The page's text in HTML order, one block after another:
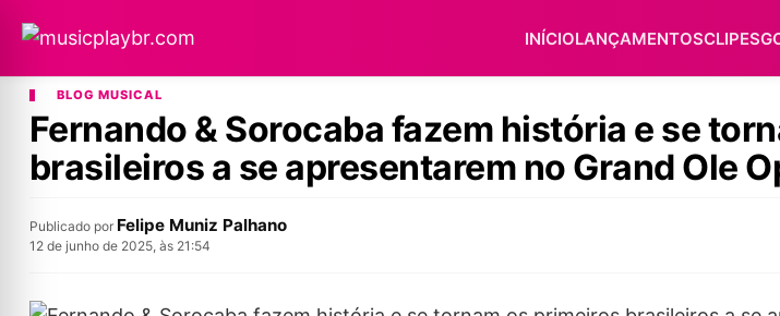
INÍCIOLANÇAMENTOSCLIPES
BLOG MUSICAL
Fernando & Sorocaba fazem história e se
brasileiros a se apresentarem no Grand Ole
Publicado por Felipe Muniz Palhano
12 de junho de 2025, às 21:54